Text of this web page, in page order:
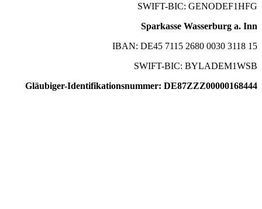
SWIFT-BIC: GENODEF1HFG
Sparkasse Wasserburg a. Inn
IBAN: DE45 7115 2680 0030 3118 15
SWIFT-BIC: BYLADEM1WSB
Gläubiger-Identifikationsnummer: DE87ZZZ00000168444